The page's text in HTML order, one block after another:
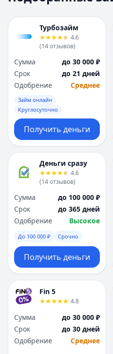
Турбозайм
4.6
(14отзывов)
Сумма
до 30 000 ₽
Срок
до 21 дней
Одобрение
Среднее
Займ онлайн
Круглосуточно
Получить деньги
Деньги сразу
4.6
(14отзывов)
Сумма
до 100 000 ₽
Срок
до 365 дней
Одобрение
Высокое
До 100 000 ₽ Срочно
Получить деньги
Fin 5
4.8
Сумма
до 30 000 ₽
Срок
до 30 дней
Одобрение
Среднее